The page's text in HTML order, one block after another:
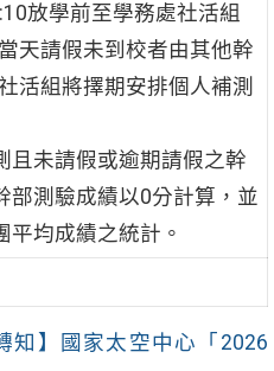
放學前至學務處社活組
天請假未到校者由其他幹
活組將擇期安排個人補測
且未請假或逾期請假之幹
部測驗成績以0分計算，並
平均成績之統計。
知】國家太空中心「2026